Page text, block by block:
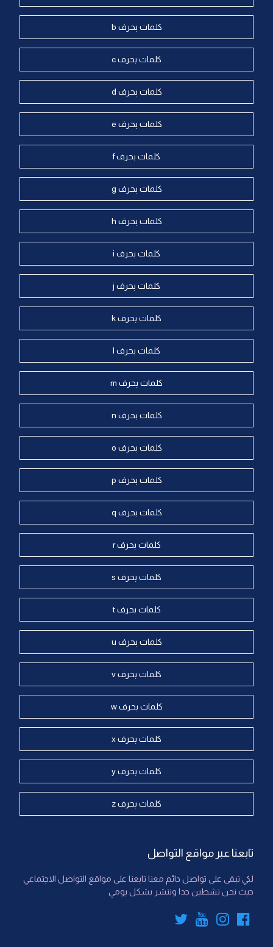
كلمات بحرف b
كلمات بحرف c
كلمات بحرف d
كلمات بحرف e
كلمات بحرف f
كلمات بحرف g
كلمات بحرف h
كلمات بحرف i
كلمات بحرف j
كلمات بحرف k
كلمات بحرف l
كلمات بحرف m
كلمات بحرف n
كلمات بحرف o
كلمات بحرف p
كلمات بحرف q
كلمات بحرف r
كلمات بحرف s
كلمات بحرف t
كلمات بحرف u
كلمات بحرف v
كلمات بحرف w
كلمات بحرف x
كلمات بحرف y
كلمات بحرف z
تابعنا عبر مواقع التواصل
لكي تبقى على تواصل دائم معنا تابعنا على مواقع التواصل الاجتماعي
حيث نحن نشطين جدا وننشر بشكل يومي